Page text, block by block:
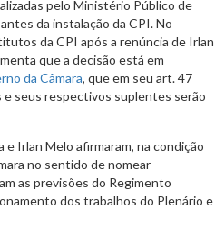
pelo Ministério Público de
da instalação da CPI. No
da CPI após a renúncia de Irlan
que a decisão está em
da Câmara, que em seu art. 47
seus respectivos suplentes serão
Irlan Melo afirmaram, na condição
no sentido de nomear
as previsões do Regimento
dos trabalhos do Plenário e